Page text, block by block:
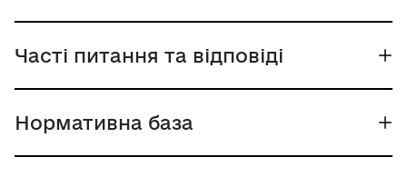
Часті питання та відповіді
Нормативна база